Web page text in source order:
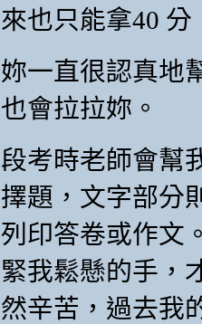
來也只能拿40
妳一直很認真地
也會拉拉妳。
段考時老師會幫
擇題，文字部分
列印答卷或作文
緊我鬆懸的手，
然辛苦，過去我